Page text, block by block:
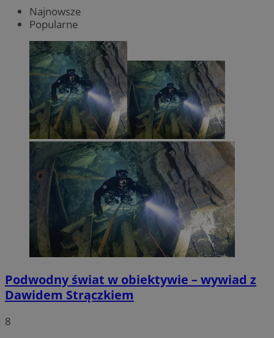
Najnowsze
Popularne
Podwodny świat w obiektywie – wywiad z
Dawidem Strączkiem
8